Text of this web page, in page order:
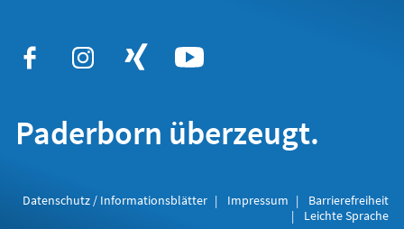
Paderborn überzeugt.
Datenschutz / Informationsblätter Impressum
Barrierefreiheit
Leichte Sprache